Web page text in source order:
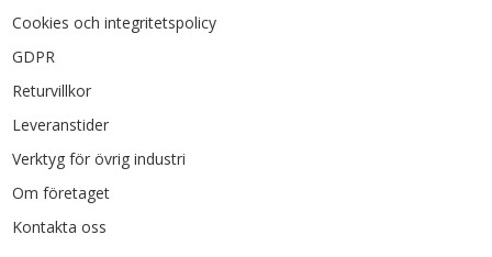
Cookies och integritetspolicy
GDPR
Returvillkor
Leveranstider
Verktyg för övrig industri
Om företaget
Kontakta oss